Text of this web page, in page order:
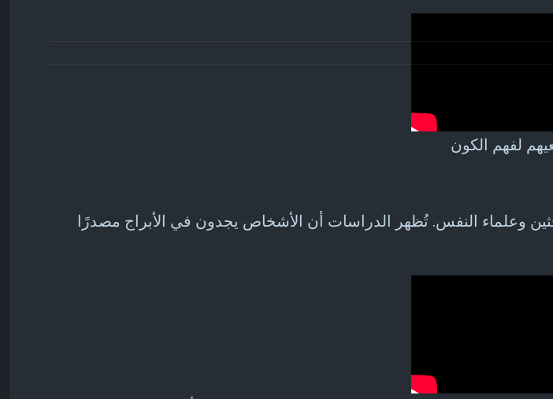
وعلماء النفس. تُظهر الدراسات أن الأشخاص يجدون في الأبراج مصدرًا